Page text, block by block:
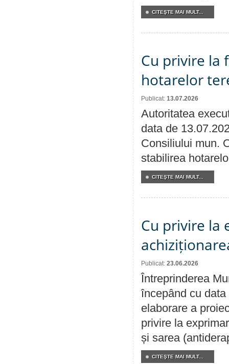
CITEŞTE MAI MULT...
Cu privire la
hotarelor
Publicat: 13.07.2026
Autoritatea
data de
Consiliului mun.
stabilirea
CITEŞTE MAI MULT...
Cu privire la
Publicat: 23.06.2026
Întreprinderea
începând cu
elaborare a
privire la
și sarea
CITEŞTE MAI MULT...